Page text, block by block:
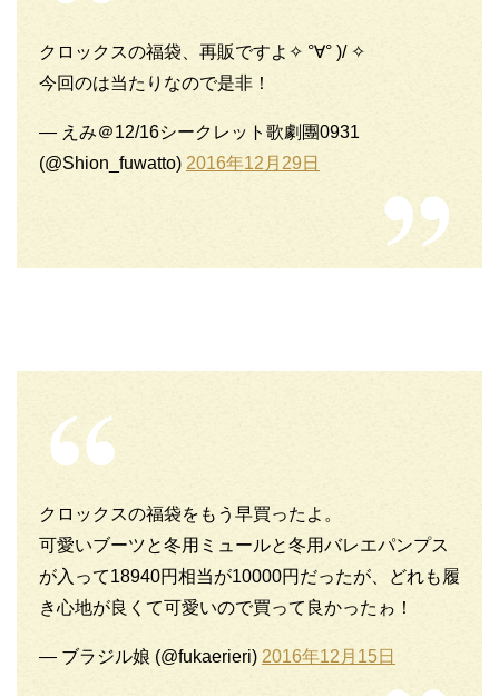
クロックスの福袋、再販ですよ✧ °∀° )/ ✧
今回のは当たりなので是非！
— えみ＠12/16シークレット歌劇團0931
(@Shion_fuwatto) 2016年12月29日
クロックスの福袋をもう早買ったよ。
可愛いブーツと冬用ミュールと冬用バレエパンプス
が入って18940円相当が10000円だったが、どれも履
き心地が良くて可愛いので買って良かったゎ！
— ブラジル娘 (@fukaerieri) 2016年12月15日